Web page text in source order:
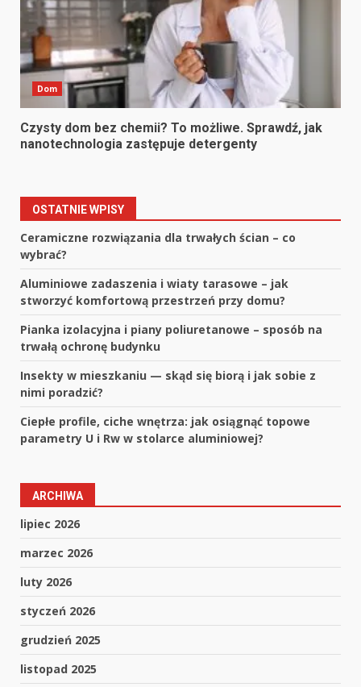
Dom
Czysty dom bez chemii? To możliwe. Sprawdź, jak
nanotechnologia zastępuje detergenty
OSTATNIE WPISY
Ceramiczne rozwiązania dla trwałych ścian – co
wybrać?
Aluminiowe zadaszenia i wiaty tarasowe – jak
stworzyć komfortową przestrzeń przy domu?
Pianka izolacyjna i piany poliuretanowe – sposób na
trwałą ochronę budynku
Insekty w mieszkaniu — skąd się biorą i jak sobie z
nimi poradzić?
Ciepłe profile, ciche wnętrza: jak osiągnąć topowe
parametry U i Rw w stolarce aluminiowej?
ARCHIWA
lipiec 2026
marzec 2026
luty 2026
styczeń 2026
grudzień 2025
listopad 2025